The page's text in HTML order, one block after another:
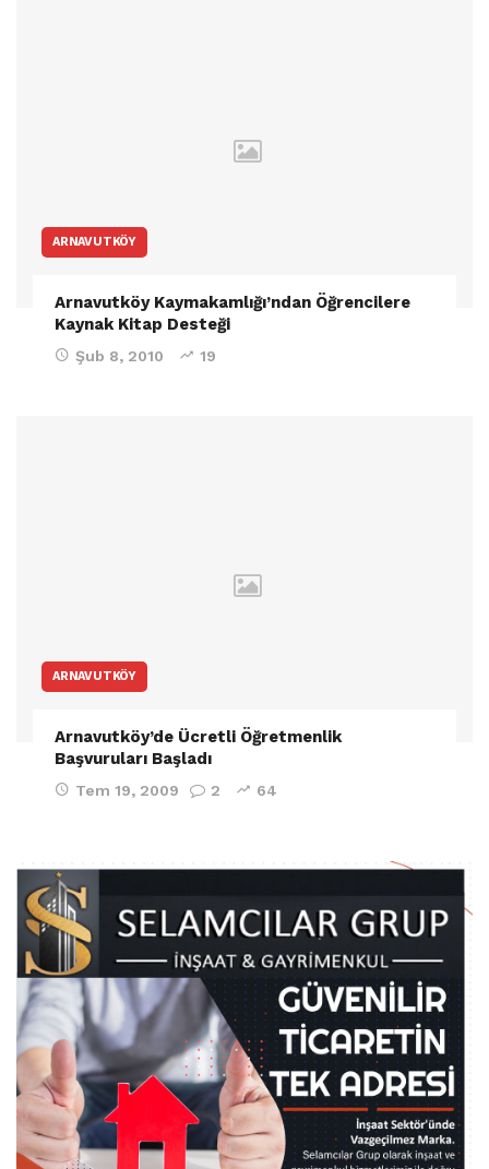
ARNAVUTKÖY
Arnavutköy Kaymakamlığı’ndan Öğrencilere
Kaynak Kitap Desteği
Şub 8, 2010 19
ARNAVUTKÖY
Arnavutköy’de Ücretli Öğretmenlik
Başvuruları Başladı
Tem 19, 2009 2 64